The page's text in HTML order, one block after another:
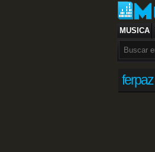
MUSICA
ferpaz